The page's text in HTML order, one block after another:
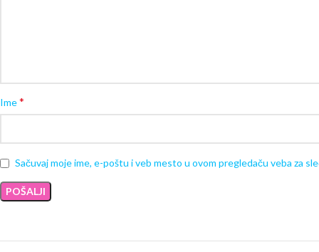
Ime*
Sačuvaj moje ime, e-poštu i veb mesto u ovom pregledaču veba za